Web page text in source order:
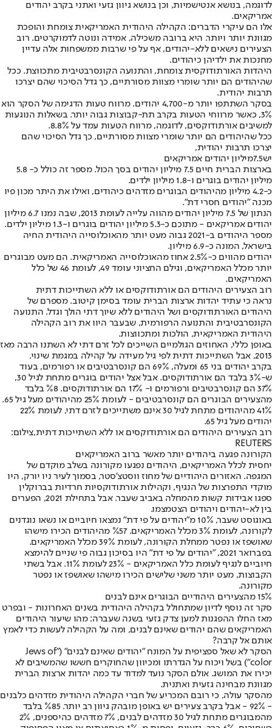
לדוגמה, בנושא אנטישמיות, וכן בנושא גיוון גזעי ואתני בקרב יהודים
אמריקאים.
אלו הם עיקרי הדברים: הקהילה היהודית האמריקאית צומחת והופכת
מגוונת יותר ויותר. היא ברובה משכילה, אמידה ונוטה לדמוקרטים. רוב
הצעירים נישאים ללא-יהודים, אף על פי שרבות ממשפחות אלה עדיין
מחנכות את ילדיהן כיהודים.
היהדות האורתודוקסית צומחת, והתנועה הקונסרבטיבית מתכווצת. ככל
שהיהודים הם יותר שומרי מצוות מסורתיים, כך גדל הסיכוי שהם יצרכו
תרבות יהודית.
בסקר השתתפו יותר מ-4,700 יהודים. מרווח טעות הדגימה של הסקר הוא
3%, כאשר מרווחי הטעות בקרב תת-קבוצות גבוה יותר. בשאלות הנוגעות
למשיבים אורתודוקסים, לדוגמה, מרווח הטעות עמד על 8.8%.
ככל שהיהודים הם יותר שומרי מצוות מסורתיים, כך גדל הסיכוי שהם
יצרכו תרבות יהודית,
יש7.5מיליון יהודים אמריקאים
בארצות הברית חיים 7.5 מיליון יהודים בסך הכול. מספר זה כולל כ- 5.8
מיליון יהודים בוגרים ו-1.8 מיליון ילדים.
כ-4.2 מיליון מהיהודים הבוגרים מזדהים כיהודים, ואילו את היתר מכון פיו
מכנה "יהודים חסרי דת".
הנתון של 7.5 מיליון יהודים מהווה עלייה לעומת 2013, שבה נמנו 6.7 מיליון
יהודים אמריקאים - מתוכם כ-5.3 מיליון יהודים בוגרים ו-1.3 מיליון ילדים.
מספר היהודים ב-2021 גבוה מעט יותר מהאוכלוסייה היהודית החיה
בישראל, המונה כ-6.9 מיליון.
יהודים מהווים כ-2.5% אחוז מהאוכלוסייה האמריקאית. הם מעט מבוגרים
יותר מכלל האמריקאים, וגילם החציוני עומד 49, לעומת 46 של כלל
האמריקאים.
רוב הצעירים היהודים הם אורתודוקסים או ללא השתייכות דתית
נראה כי עתיד יהדות ארצות הברית עומד בסימן קיטוב. מספרם של
היהודים האורתודוקסים ושל היהודים ללא שיוך דתי הולך וגדל. התנועה
הקונסרבטיבית והתנועה הרפורמית, שבעבר היוו את רוב הקהילה
היהודית האמריקאית, הולכות ומתכווצות.
באופן כללי, האחוזים הגולמיים השייכים לכל זרם דתי לא השתנו הרבה מאז
2013, אבל השתייכות דתית לפי גיל מעידה על קהילה במגמת שינוי.
בקרב יהודים בני 65 ומעלה, 69% הם קונסרבטיבים או רפורמים, בעוד
ש-3% בלבד הם אורתודוקסים. אבל אצל יהודים בוגרים מתחת לגיל 30,
37% הם קונסרבטיבים ורפורמים ו- 17% הם אורתודוקסים. %8 בלבד
מהצעירים הבוגרים הם קונסרבטיבים - לעומת 25% מהיהודים מעל גיל 65.
41% מהיהודים מתחת לגיל 30 אינם משתייכים לזרם דתי, לעומת 22%
יהודים מעל גיל 65.
רוב הצעירים היהודים הם אורתודוקסים או ללא השתייכות דתית,צילום:
REUTERS
הקורונה פגעה ביהודים יותר מאשר ברוב האמריקאים
יחסית לכלל האמריקאים, היהודים נפגעו מקורונה בשלב מוקדם של
המגפה. האזורים היהודיים של מחוז ווסטצ'סטר, בסמוך לעיר ניו יורק, היו
מוקדי התפרצות של הנגיף, וקהילות אורתודוקסיות חרדיות בברוקלין
ספגו אבידות קשות מהמחלה באביב שעבר. אבל בתחילת 2021, הפערים
בין לא-יהודים ויהודים הצטמצמו.
באוגוסט שעבר, 10% מ"יהודים על פי דת" נמצאו חיוביים או נשאו נוגדנים
לקורונה, לעומת 3% מכלל האמריקאים. %57 מהיהודים הכירו מישהו
שאושפז או נפטר ממחלת הקורונה, לעומת 39% מכלל האמריקאים.
בפברואר 2021, "יהודים על פי דת" היו בסיכון גבוה פי שניים להימצא
חיוביים לנגיף לעומת כלל האמריקאים - 23% לעומת 11%. אבל בשתי
הקבוצות, מעט יותר משני שלישים הכירו מישהו שאושפז או נפטר
מקורונה.
15% מהצעירים היהודיים הבוגרים אינם לבנים
סקר זה נוסף לדיון שמתחולל בקהילה היהודית בשנים האחרונות - ובפרט
מאז החלו ההפגנות למען צדק גזעי בשנה שעברה: מהו שיעור היהודים
האמריקאים שהם יהודים שאינם לבנים, ומה על הקהילה לעשות כדי לאמץ
אותם אל קרבה?
הסקר לא שאל ספציפית על המונח "יהודים שאינם לבנים" ("Jews of
color") בשל ויכוח על הגדרתו ומכיוון שהחוקרים חששו שהמשיבים לא
יכירו את המושג. אולם הסקר נועד למדוד עד כמה יהדות ארצות הברית
מגוונת מבחינה גזעית ואתנית.
מהסקר עולה, כי רובם המכריע של חברי הקהילה היהודית מזדהים כלבנים
- 92% - אבל בקרב צעירים יש באופן מובהק גיוון רב יותר. %85 בלבד
מהמבוגרים מתחת לגיל 30 מזדהים לבנים, 7% מזדהים כהיספנים, 2%